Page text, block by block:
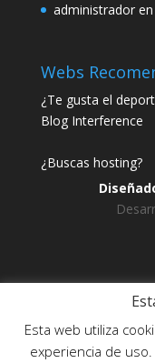
administradoren
Webs
¿Te gusta el
Blog Interference
¿Buscas hosting?
Web creada, alojada
Visítanos en https://
Esta web utiliza
experiencia de